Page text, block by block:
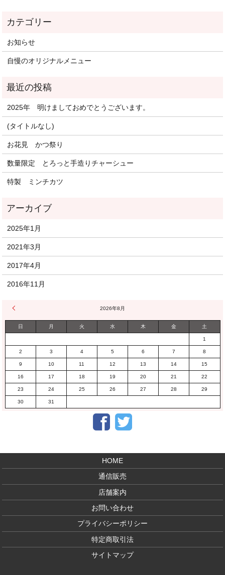
お知らせ
自慢のオリジナルメニュー
2025年 明けましておめでとうございます。
(タイトルなし)
お花見 かつ祭り
数量限定 とろっと手造りチャーシュー
特製 ミンチカツ
2025年1月
2021年3月
2017年4月
2016年11月
2026年8月
日 月 火 水 木 金 土
1
2 3 4 5 6 7 8
9 10 11 12 13 14 15
16 17 18 19 20 21 22
23 24 25 26 27 28 29
30 31
Facebook
HOME
通信販売
店舗案内
お問い合わせ
プライバシーポリシー
特定商取引法
サイトマップ